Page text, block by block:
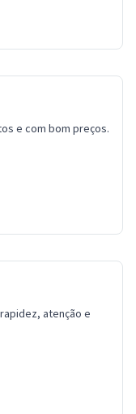
e com bom preços.
atenção e